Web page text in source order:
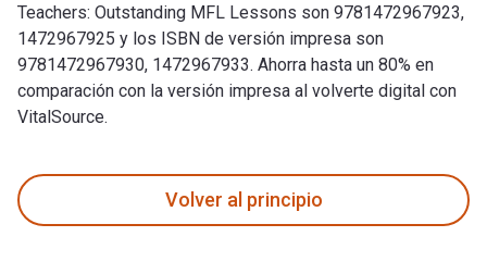
Teachers: Outstanding MFL Lessons son 9781472967923,
1472967925 y los ISBN de versión impresa son
9781472967930, 1472967933. Ahorra hasta un 80% en
comparación con la versión impresa al volverte digital con
VitalSource.
Volver al principio